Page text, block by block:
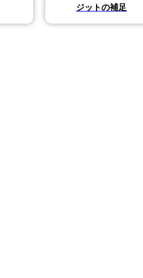
ジットの補足